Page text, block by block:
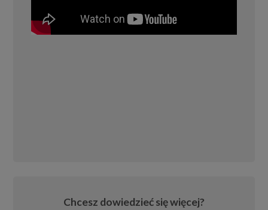
Chcesz dowiedzieć się więcej?